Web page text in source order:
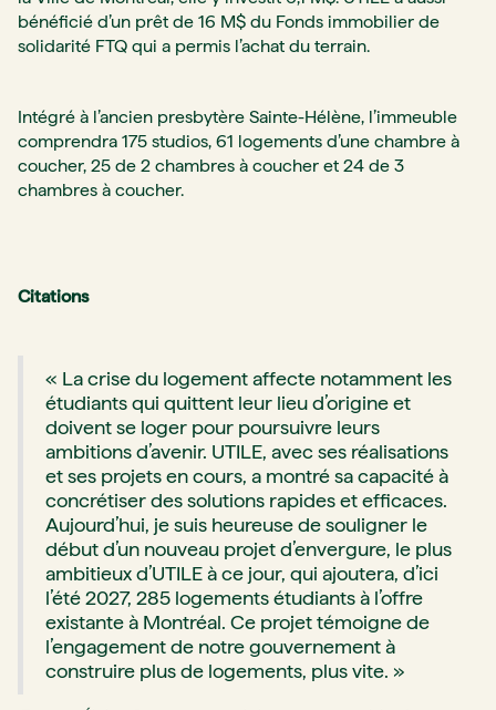
bénéficié d’un prêt de 16 M$ du Fonds immobilier de
solidarité FTQ qui a permis l’achat du terrain.
Intégré à l’ancien presbytère Sainte-Hélène, l’immeuble
comprendra 175 studios, 61 logements d’une chambre à
coucher, 25 de 2 chambres à coucher et 24 de 3
chambres à coucher.
Citations
« La crise du logement affecte notamment les
étudiants qui quittent leur lieu d’origine et
doivent se loger pour poursuivre leurs
ambitions d’avenir. UTILE, avec ses réalisations
et ses projets en cours, a montré sa capacité à
concrétiser des solutions rapides et efficaces.
Aujourd’hui, je suis heureuse de souligner le
début d’un nouveau projet d’envergure, le plus
ambitieux d’UTILE à ce jour, qui ajoutera, d’ici
l’été 2027, 285 logements étudiants à l’offre
existante à Montréal. Ce projet témoigne de
l’engagement de notre gouvernement à
construire plus de logements, plus vite. »